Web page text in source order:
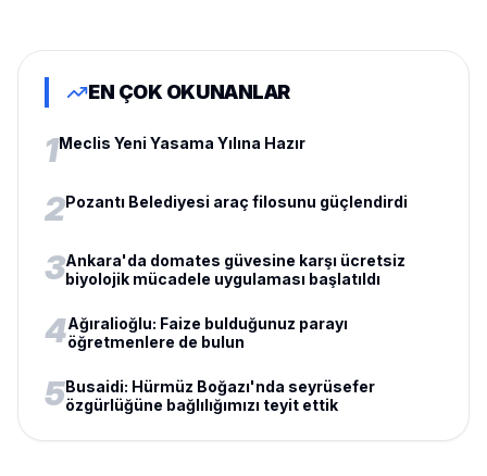
EN ÇOK OKUNANLAR
1Meclis Yeni Yasama Yılına Hazır
2Pozantı Belediyesi araç filosunu güçlendirdi
3Ankara'da domates güvesine karşı ücretsiz
biyolojik mücadele uygulaması başlatıldı
4Ağıralioğlu: Faize bulduğunuz parayı
öğretmenlere de bulun
5Busaidi: Hürmüz Boğazı'nda seyrüsefer
özgürlüğüne bağlılığımızı teyit ettik